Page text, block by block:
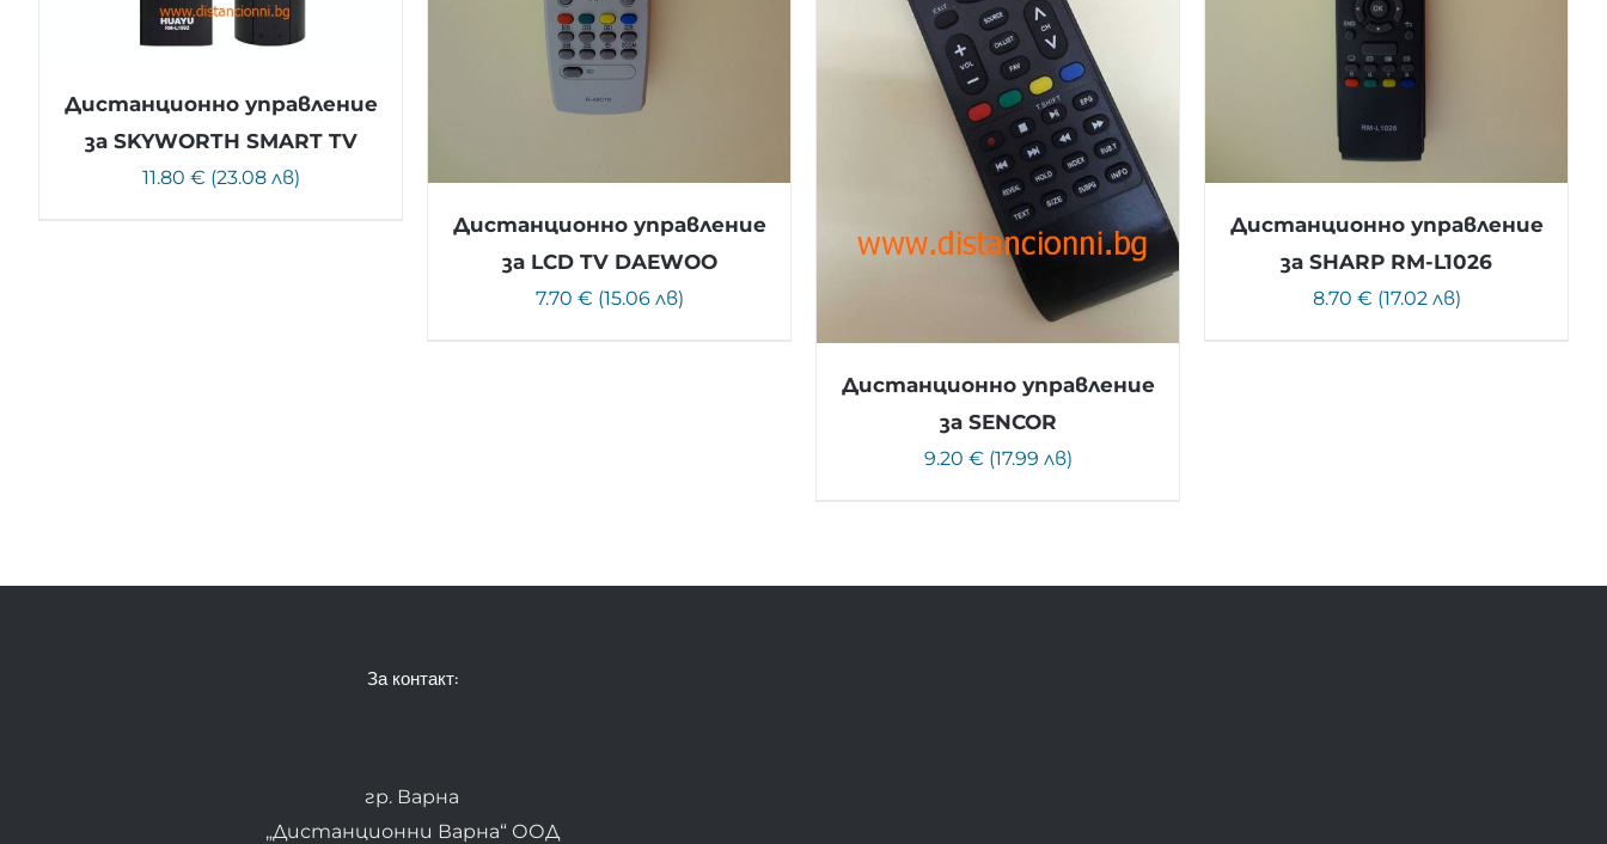
Дистанционно управление
за SKYWORTH SMART TV
11.80 € (23.08 лв)
Дистанционно управление
за LCD TV DAEWOO
7.70 € (15.06 лв)
Дистанционно управление
за SENCOR
9.20 € (17.99 лв)
Дистанционно управление
за SHARP RM-L1026
8.70 € (17.02 лв)
За контакт:
гр. Варна
„Дистанционни Варна“ ООД